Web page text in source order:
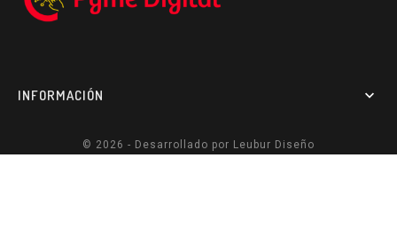
INFORMACIÓN 
© 2026 - Desarrollado por Leubur Diseño